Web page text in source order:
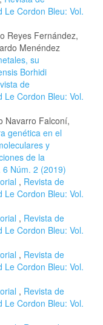
Le Cordon Bleu: Vol.
Reyes Fernández,
Menéndez
su
Borhidi
de
Le Cordon Bleu: Vol.
Navarro Falconí,
genética en el
y
de la
6 Núm. 2 (2019)
, Revista de
Le Cordon Bleu: Vol.
, Revista de
Le Cordon Bleu: Vol.
, Revista de
Le Cordon Bleu: Vol.
, Revista de
Le Cordon Bleu: Vol.